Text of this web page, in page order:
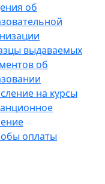
об
выдаваемых
об
на курсы
оплаты